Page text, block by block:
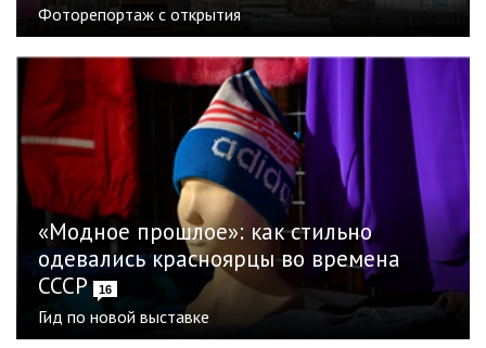
Фоторепортаж с открытия
«Модное прошлое»: как стильно
одевались красноярцы во времена
СССР
16
Гид по новой выставке